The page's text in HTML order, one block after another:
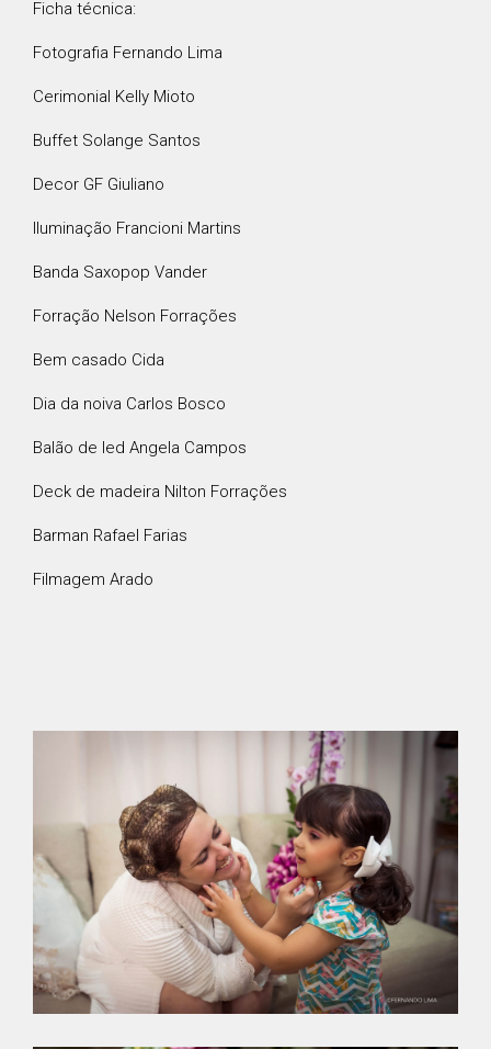
Ficha técnica:
Fotografia Fernando Lima
Cerimonial Kelly Mioto
Buffet Solange Santos
Decor GF Giuliano
Iluminação Francioni Martins
Banda Saxopop Vander
Forração Nelson Forrações
Bem casado Cida
Dia da noiva Carlos Bosco
Balão de led Angela Campos
Deck de madeira Nilton Forrações
Barman Rafael Farias
Filmagem Arado